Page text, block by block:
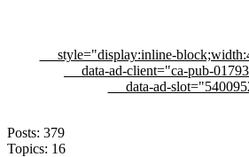
style="display:inline-
data-ad-client="ca-pub-
data-ad-
Posts: 379
Topics: 16